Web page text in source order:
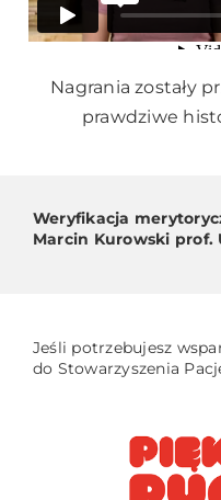
Nagrania zostały
prawdziwe
Weryfikacja
Marcin Kurowski prof.
Jeśli potrzebujesz
do Stowarzyszenia